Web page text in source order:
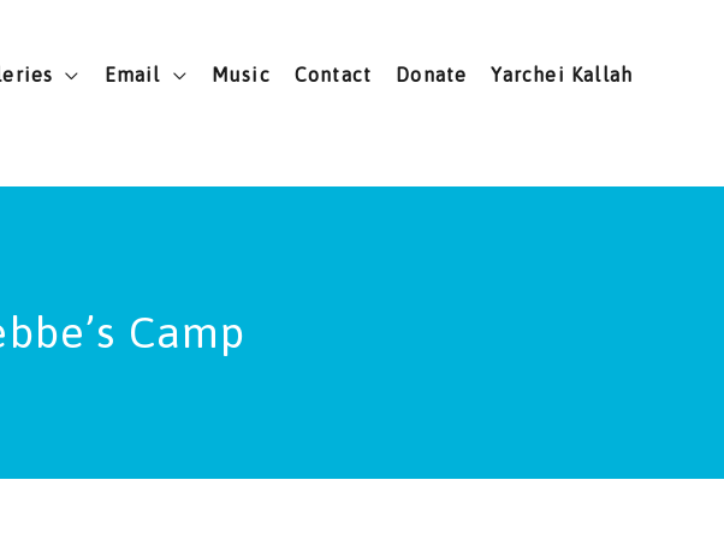
Email Music Contact Donate
Yarchei Kallah
Camp